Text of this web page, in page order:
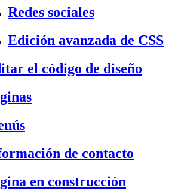
Redes sociales
Edición avanzada de CSS
el código de diseño
de contacto
en construcción